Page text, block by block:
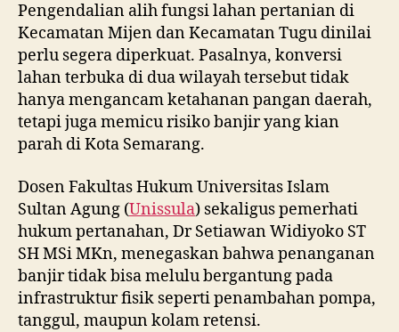
Pengendalian alih fungsi lahan pertanian di
Kecamatan Mijen dan Kecamatan Tugu dinilai
perlu segera diperkuat. Pasalnya, konversi
lahan terbuka di dua wilayah tersebut tidak
hanya mengancam ketahanan pangan daerah,
tetapi juga memicu risiko banjir yang kian
parah di Kota Semarang.
Dosen Fakultas Hukum Universitas Islam
Sultan Agung (Unissula) sekaligus pemerhati
hukum pertanahan, Dr Setiawan Widiyoko ST
SH MSi MKn, menegaskan bahwa penanganan
banjir tidak bisa melulu bergantung pada
infrastruktur fisik seperti penambahan pompa,
tanggul, maupun kolam retensi.